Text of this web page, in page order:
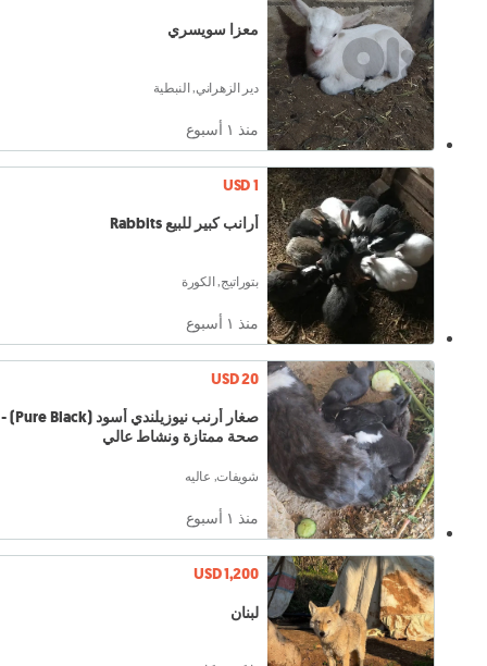
معزا سويسري
دير الزهراني, النبطية
منذ ١ أسبوع
USD 1
أرانب كبير للبيع Rabbits
بتوراتيج, الكورة
منذ ١ أسبوع
USD 20
صغار أرنب نيوزيلندي أسود (Pure Black) -
صحة ممتازة ونشاط عالي
شويفات, عاليه
منذ ١ أسبوع
USD 1,200
لبنان